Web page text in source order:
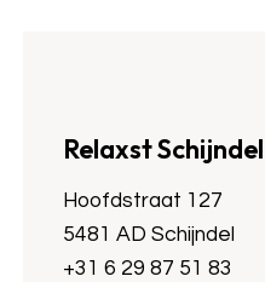
Relaxst Schijndel
Hoofdstraat 127
5481 AD Schijndel
+31 6 29 87 51 83